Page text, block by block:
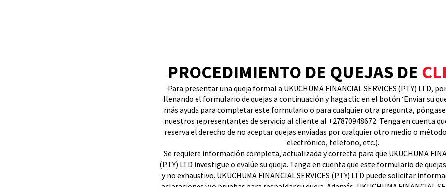
PROCEDIMIENTO DE QUEJAS DE
Para presentar una queja formal a UKUCHUMA FINANCIAL SERVICES (PTY) LTD,
llenando el formulario de quejas a continuación y haga clic en el botón ‘Enviar su
más ayuda para completar este formulario o para cualquier otra pregunta,
nuestros representantes de servicio al cliente al +27870948672. Tenga en cuenta
reserva el derecho de no aceptar quejas enviadas por cualquier otro medio o
electrónico, teléfono, etc.).
Se requiere información completa, actualizada y correcta para que UKUCHUMA
(PTY) LTD investigue o evalúe su queja. Tenga en cuenta que este formulario de
y no exhaustivo. UKUCHUMA FINANCIAL SERVICES (PTY) LTD puede solicitar